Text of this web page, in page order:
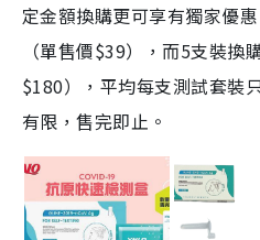
定金額換購更可享有獨家優
（單售價$39），而5支裝換
$180），平均每支測試套裝
有限，售完即止。